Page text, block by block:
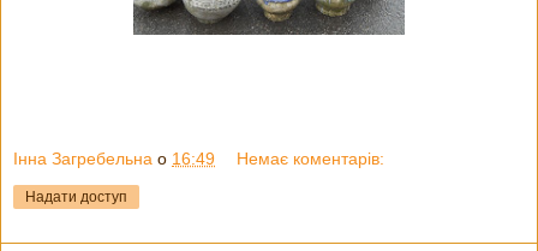
Інна Загребельна о 16:49 Немає коментарів:
Надати доступ